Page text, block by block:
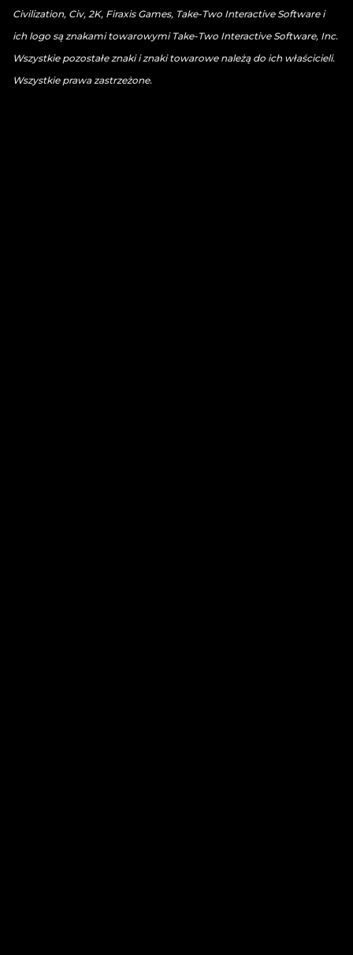
Civilization, Civ, 2K, Firaxis Games, Take-Two Interactive Software i
ich logo są znakami towarowymi Take-Two Interactive Software, Inc.
Wszystkie pozostałe znaki i znaki towarowe należą do ich właścicieli.
Wszystkie prawa zastrzeżone.